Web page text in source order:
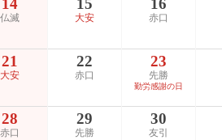
14
仏滅
15
大安
16
赤口
21
大安
22
赤口
23
先勝
勤労感謝の日
28
赤口
29
先勝
30
友引